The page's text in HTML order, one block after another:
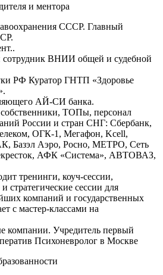
и ментора
СССР. Главный
ВНИИ общей и судебной
РФ Куратор ГНТП «Здоровье
АЙ-СИ банка.
ТОПы, персонал
России и стран СНГ: Сбербанк,
ОГК-1, Мегафон, Kcell,
Аэро, Росно, МЕТРО, Сеть
АФК «Система», АВТОВАЗ,
тренинги, коуч-сессии,
стратегические сессии для
компаний и государственных
с мастер-классами на
компании. Учредитель первый
Психоневролог в Москве